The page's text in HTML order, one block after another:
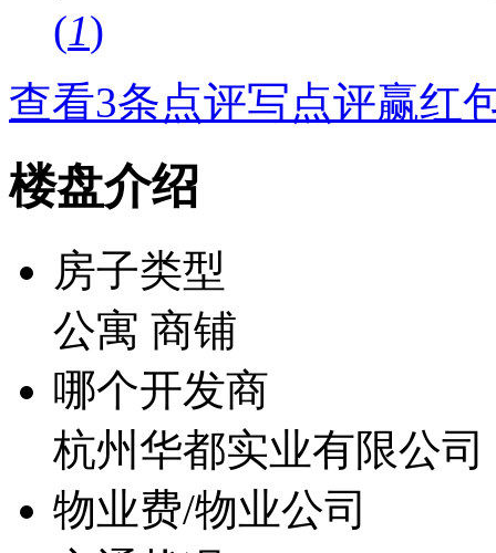
(1)
查看3条点评写点评赢红
楼盘介绍
房子类型
公寓 商铺
哪个开发商
杭州华都实业有限公司
物业费/物业公司